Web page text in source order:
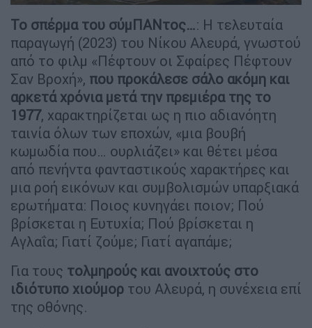
Το σπέρμα του σύμΠΑΝτος…: Η τελευταία
παραγωγή (2023) του Νίκου Αλευρά, γνωστού
από το φιλμ «Πέφτουν οι Σφαίρες Πέφτουν
Σαν Βροχή», που προκάλεσε σάλο ακόμη και
αρκετά χρόνια μετά την πρεμιέρα της το
1977, χαρακτηρίζεται ως η πιο αδιανόητη
ταινία όλων των εποχών, «μια βουβή
κωμωδία που… ουρλιάζει» και θέτει μέσα
από πενήντα φανταστικούς χαρακτήρες και
μια ροή εικόνων και συμβολισμών υπαρξιακά
ερωτήματα: Ποιος κυνηγάει ποιον; Πού
βρίσκεται η Ευτυχία; Πού βρίσκεται η
Αγλαΐα; Γιατί ζούμε; Γιατί αγαπάμε;
Για τους τολμηρούς και ανοιχτούς στο
ιδιότυπο χιούμορ του Αλευρά, η συνέχεια επί
της οθόνης.